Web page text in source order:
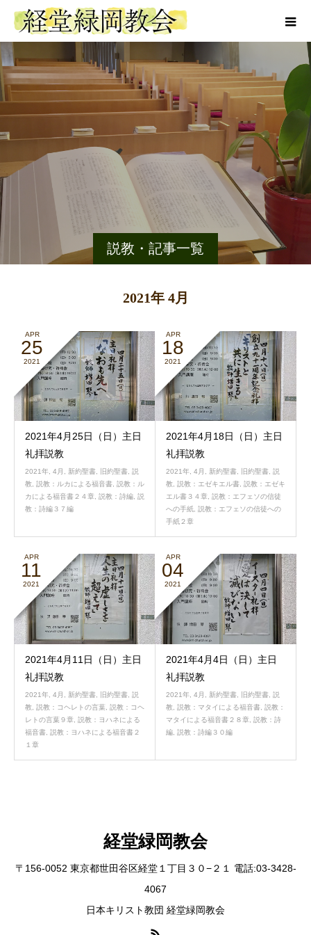
説教・記事一覧
2021年 4月
APR
25
2021
2021年4月25日（日）主日
礼拝説教
2021年, 4月 , 新約聖書, 旧約聖書, 説
教, 説教：ルカによる福音書, 説教：ル
カによる福音書２４章, 説教：詩編, 説
教：詩編３７編
APR
18
2021
2021年4月18日（日）主日
礼拝説教
2021年, 4月 , 新約聖書, 旧約聖書, 説
教, 説教：エゼキエル書, 説教：エゼキ
エル書３４章, 説教：エフェソの信徒
への手紙, 説教：エフェソの信徒への
手紙２章
APR
11
2021
2021年4月11日（日）主日
礼拝説教
2021年 4月 新約聖書 旧約聖書 説
教 説教：コヘレトの言葉
説教：コヘ
レトの言葉９章 説教：ヨハネによる
福音書 説教：ヨハネによる福音書２
１章
APR
04
2021
2021年4月4日（日）主日
礼拝説教
2021年 4月 新約聖書 旧約聖書 説
教 説教：マタイによる福音書 説教：
マタイによる福音書２８章 説教：詩
編 説教：詩編３０編
経堂緑岡教会
〒156-0052 東京都世田谷区経堂１丁目３０−２１ 電話:03-3428-
4067
日本キリスト教団 経堂緑岡教会